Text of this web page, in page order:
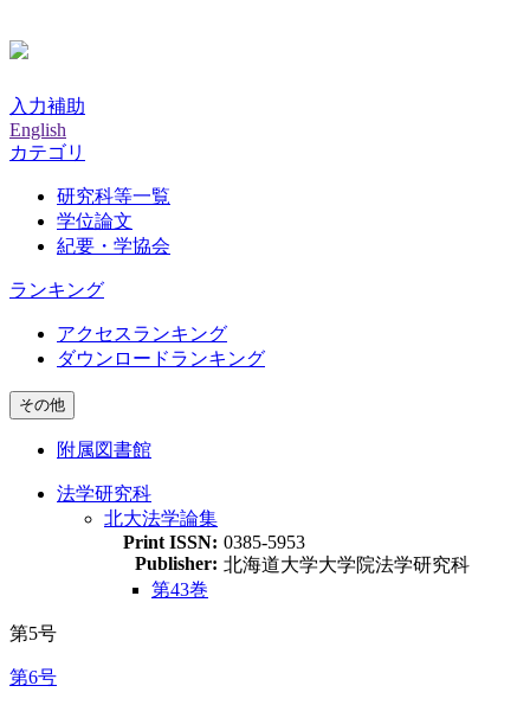
入力補助
English
カテゴリ
研究科等一覧
学位論文
紀要・学協会
ランキング
アクセスランキング
ダウンロードランキング
その他
附属図書館
法学研究科
北大法学論集
Print ISSN: 0385-5953
Publisher: 北海道大学大学院法学研究科
第43巻
第5号
第6号